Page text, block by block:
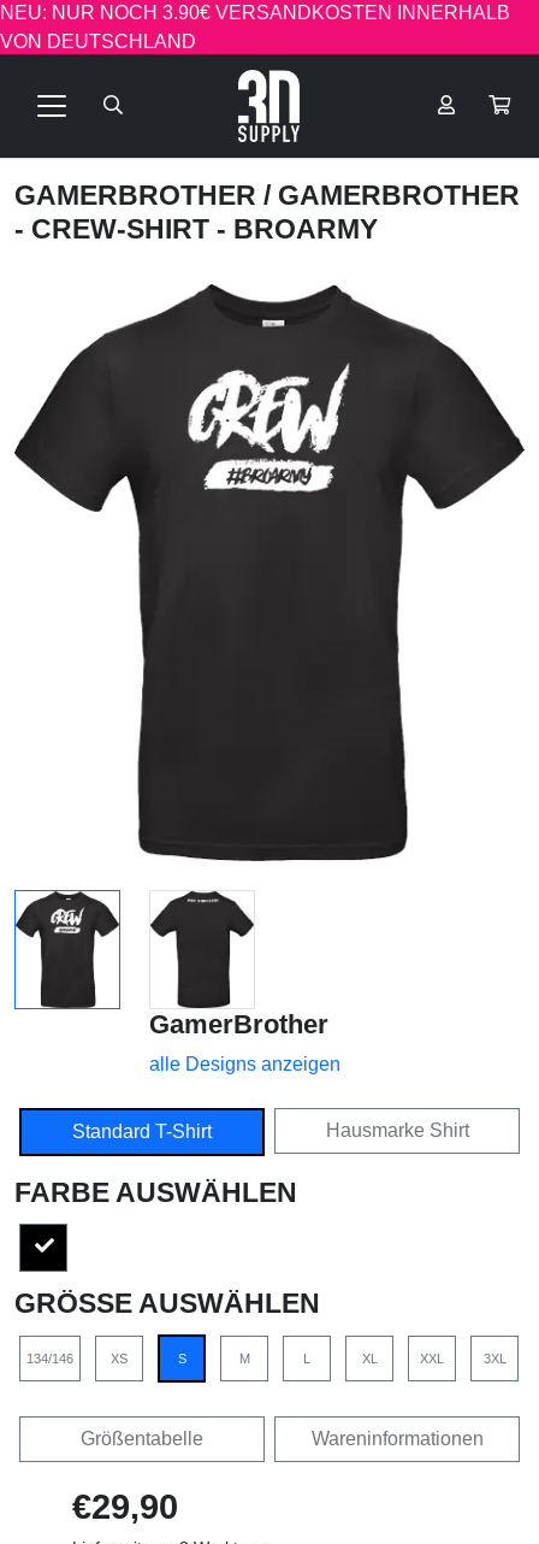
NEU: NUR NOCH 3.90€ VERSANDKOSTEN INNERHALB
VON DEUTSCHLAND
GAMERBROTHER / GAMERBROTHER
- CREW-SHIRT - BROARMY
GamerBrother
alle Designs anzeigen
Standard T-Shirt Hausmarke Shirt
FARBE AUSWÄHLEN
GRÖSSE AUSWÄHLEN
134/146 XS S M L XL XXL 3XL
Größentabelle Wareninformationen
€29,90